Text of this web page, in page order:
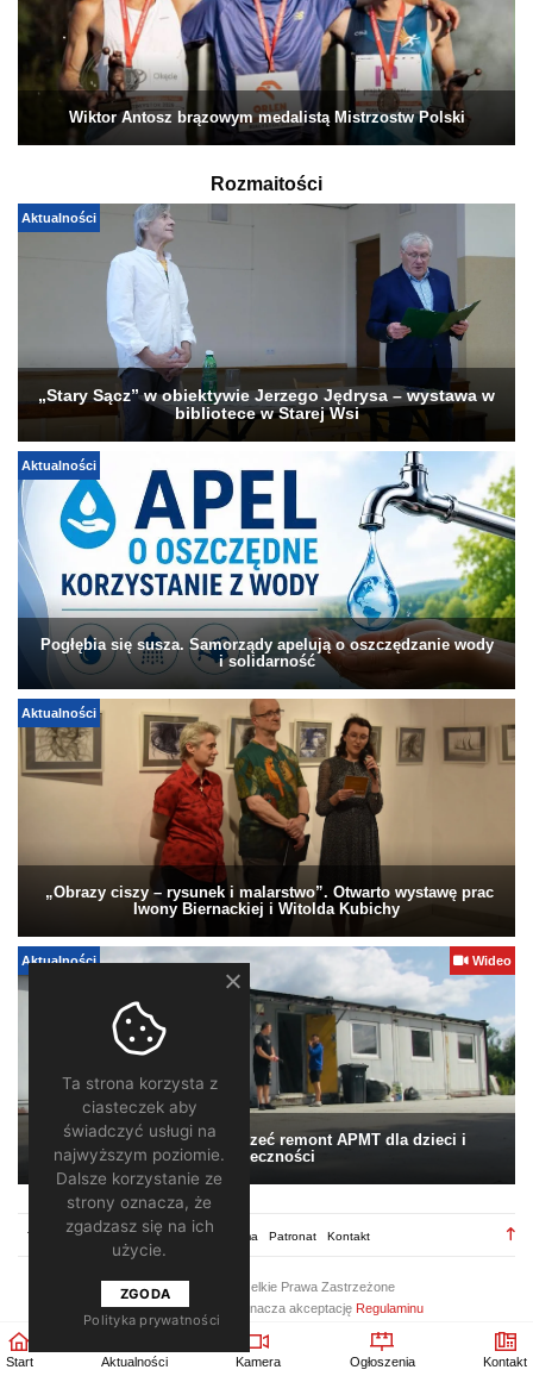
Start Aktualności Kamera Ogłoszenia Kontakt
Wiktor Antosz brązowym medalistą Mistrzostw Polski
Rozmaitości
Aktualności
„Stary Sącz” w obiektywie Jerzego Jędrysa – wystawa w
bibliotece w Starej Wsi
Aktualności
Pogłębia się susza. Samorządy apelują o oszczędzanie wody
i solidarność
Aktualności
„Obrazy ciszy – rysunek i malarstwo”. Otwarto wystawę prac
Iwony Biernackiej i Witolda Kubichy
Aktualności Wideo
Pomagamy. Warto wesprzeć remont APMT dla dzieci i
społeczności
Regulamin Redakcja Reklama Patronat Kontakt
2026 ©
/ Wszelkie Prawa Zastrzeżone
Korzystanie z portalu oznacza akceptację Regulaminu
Ta strona korzysta z
ciasteczek aby
świadczyć usługi na
najwyższym poziomie.
Dalsze korzystanie ze
strony oznacza, że
zgadzasz się na ich
użycie.
ZGODA
Polityka prywatności